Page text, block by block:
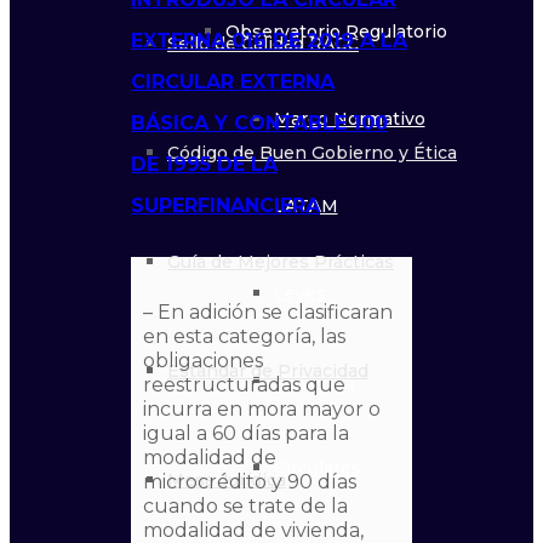
Observatorio Regulatorio
Marco Normativo
LATAM
Decretos
Circulares
Sello de Calidad RACC
Código de Buen Gobierno y Ética
Guía de Mejores Prácticas
Estándar de Privacidad
Mesa Jurídica
EXTERNA 016 DE 2019 A LA
CIRCULAR EXTERNA
BÁSICA Y CONTABLE 100
DE 1995 DE LA
SUPERFINANCIERA
– En adición se clasificaran
en esta categoría, las
obligaciones
reestructuradas que
incurra en mora mayor o
igual a 60 días para la
modalidad de
microcrédito y 90 días
cuando se trate de la
modalidad de vivienda,